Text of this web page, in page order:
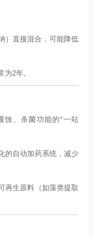
）直接混合，可能降低
2年。
蚀、杀菌功能的“一站
的自动加药系统，减少
再生原料（如藻类提取